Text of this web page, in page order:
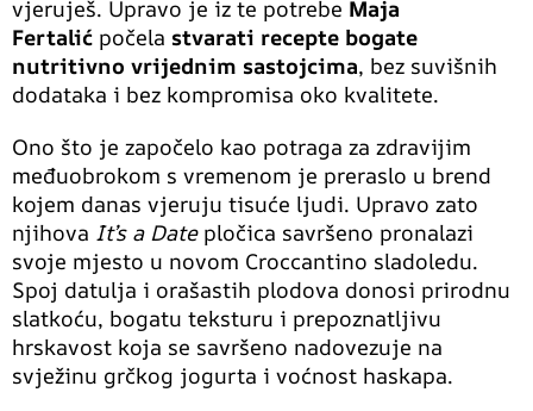
vjeruješ. Upravo je iz te potrebe Maja
Fertalić počela stvarati recepte bogate
nutritivno vrijednim sastojcima, bez suvišnih
dodataka i bez kompromisa oko kvalitete.
Ono što je započelo kao potraga za zdravijim
međuobrokom s vremenom je preraslo u brend
kojem danas vjeruju tisuće ljudi. Upravo zato
njihova It’s a Datepločica savršeno pronalazi
svoje mjesto u novom Croccantino sladoledu.
Spoj datulja i orašastih plodova donosi prirodnu
slatkoću, bogatu teksturu i prepoznatljivu
hrskavost koja se savršeno nadovezuje na
svježinu grčkog jogurta i voćnost haskapa.